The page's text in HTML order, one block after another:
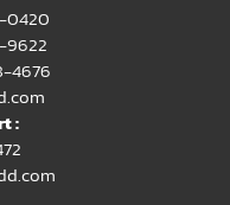
0420
9622
4676
: